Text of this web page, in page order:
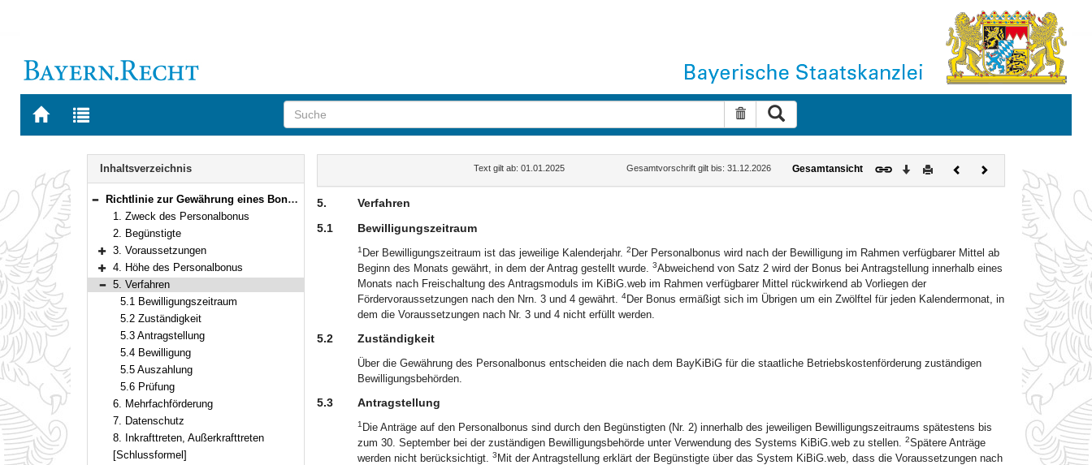
Zur
BAYERN.RECHT
Zur
letzten
Suche zurücksetzen
Navigation
Inhaltsverzeichnis
Bereich reduzieren
Richtlinie zur Gewährung eines Bonus für zusätzlichen Personaleinsatz (Personalbonus)
1. Zweck des Personalbonus
2. Begünstigte
Bereich erweitern
3. Voraussetzungen
Bereich erweitern
4. Höhe des Personalbonus
Bereich reduzieren
5. Verfahren
5.1 Bewilligungszeitraum
5.2 Zuständigkeit
5.3 Antragstellung
5.4 Bewilligung
5.5 Auszahlung
5.6 Prüfung
6. Mehrfachförderung
7. Datenschutz
8. Inkrafttreten, Außerkrafttreten
[Schlussformel]
Text gilt ab: 01.01.2025 Gesamtvorschrift gilt bis: 31.12.2026 Gesamtansicht Download
DruckenVorherigesNächstes
Dokument
5.
Verfahren
5.1
Bewilligungszeitraum
1 Der Bewilligungszeitraum ist das jeweilige Kalenderjahr. 2 Der Personalbonus wird nach der Bewilligung im Rahmen verfügbarer Mittel ab
Beginn des Monats gewährt, in dem der Antrag gestellt wurde. 3Abweichend von Satz 2 wird der Bonus bei Antragstellung innerhalb eines
Monats nach Freischaltung des Antragsmoduls im KiBiG.web im Rahmen verfügbarer Mittel rückwirkend ab Vorliegen der
Fördervoraussetzungen nach den Nrn. 3 und 4 gewährt. 4Der Bonus ermäßigt sich im Übrigen um ein Zwölftel für jeden Kalendermonat, in
dem die Voraussetzungen nach Nr. 3 und 4 nicht erfüllt werden.
5.2 Zuständigkeit
Über die Gewährung des Personalbonus entscheiden die nach dem BayKiBiG für die staatliche Betriebskostenförderung zuständigen
Bewilligungsbehörden.
5.3 Antragstellung
1 Die Anträge auf den Personalbonus sind durch den Begünstigten (Nr. 2) innerhalb des jeweiligen Bewilligungszeitraums spätestens bis
zum 30. September bei der zuständigen Bewilligungsbehörde unter Verwendung des Systems KiBiG.web zu stellen. 2Spätere Anträge
werden nicht berücksichtigt. 3 Mit der Antragstellung erklärt der Begünstigte über das System KiBiG.web, dass die Voraussetzungen nach